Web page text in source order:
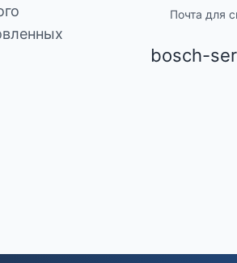
Почта для
bosch-